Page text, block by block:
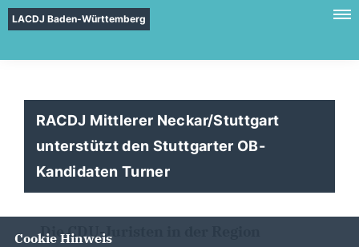
LACDJ Baden-Württemberg
RACDJ Mittlerer Neckar/Stuttgart
unterstützt den Stuttgarter OB-
Kandidaten Turner
Die CDU-Juristen in der Region
Cookie Hinweis